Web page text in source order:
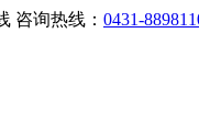
咨询热线： 0431-